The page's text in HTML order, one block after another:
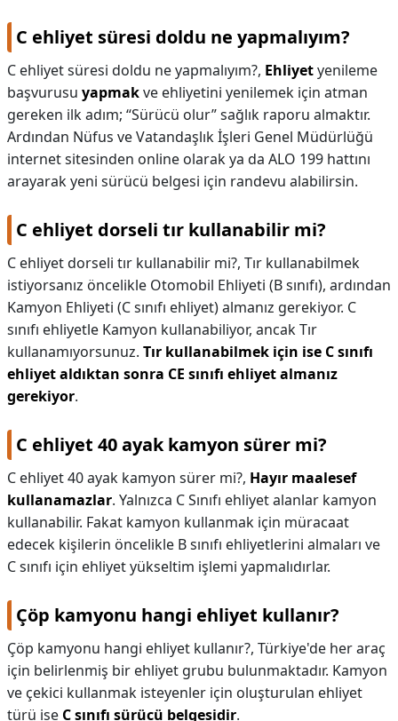
C ehliyet süresi doldu ne yapmalıyım?
C ehliyet süresi doldu ne yapmalıyım?, Ehliyetyenileme
başvurusu yapmakve ehliyetini yenilemek için atman
gereken ilk adım; “Sürücü olur” sağlık raporu almaktır.
Ardından Nüfus ve Vatandaşlık İşleri Genel Müdürlüğü
internet sitesinden online olarak ya da ALO 199 hattını
arayarak yeni sürücü belgesi için randevu alabilirsin.
C ehliyet dorseli tır kullanabilir mi?
C ehliyet dorseli tır kullanabilir mi?, Tır kullanabilmek
istiyorsanız öncelikle Otomobil Ehliyeti (B sınıfı), ardından
Kamyon Ehliyeti (C sınıfı ehliyet) almanız gerekiyor. C
sınıfı ehliyetle Kamyon kullanabiliyor, ancak Tır
kullanamıyorsunuz. Tır kullanabilmek için ise C sınıfı
ehliyet aldıktan sonra CE sınıfı ehliyet almanız
gerekiyor.
C ehliyet 40 ayak kamyon sürer mi?
C ehliyet 40 ayak kamyon sürer mi?, Hayır maalesef
kullanamazlar. Yalnızca C Sınıfı ehliyet alanlar kamyon
kullanabilir. Fakat kamyon kullanmak için müracaat
edecek kişilerin öncelikle B sınıfı ehliyetlerini almaları ve
C sınıfı için ehliyet yükseltim işlemi yapmalıdırlar.
Çöp kamyonu hangi ehliyet kullanır?
Çöp kamyonu hangi ehliyet kullanır?, Türkiye'de her araç
için belirlenmiş bir ehliyet grubu bulunmaktadır. Kamyon
ve çekici kullanmak isteyenler için oluşturulan ehliyet
türü ise C sınıfı sürücü belgesidir.